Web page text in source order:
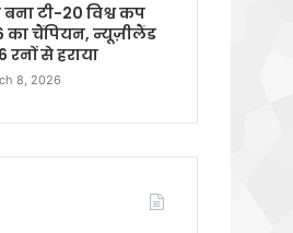
बना टी-20 विश्व कप
का चैंपियन, न्यूज़ीलैंड
रनों से हराया
8, 2026